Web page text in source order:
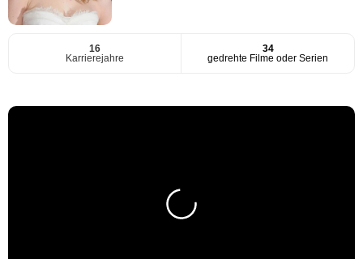
16
Karrierejahre
34
gedrehte Filme oder Serien